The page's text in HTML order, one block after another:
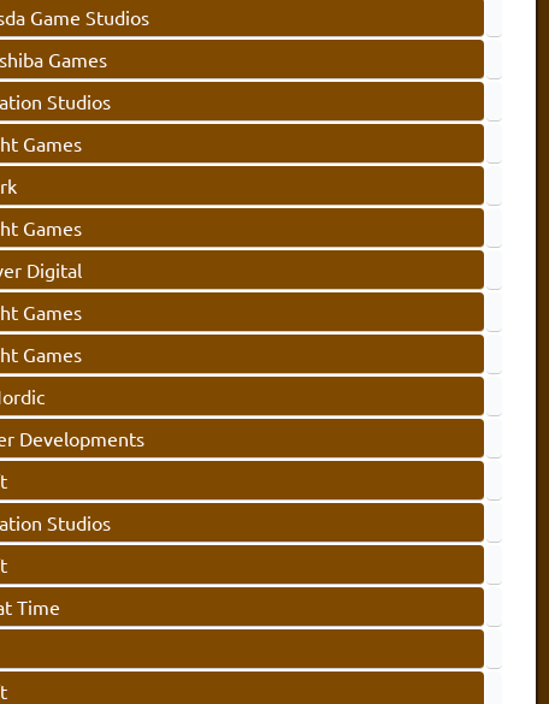
Game Studios
Games
Studios
Games
Games
Digital
Games
Games
Developments
Studios
Time